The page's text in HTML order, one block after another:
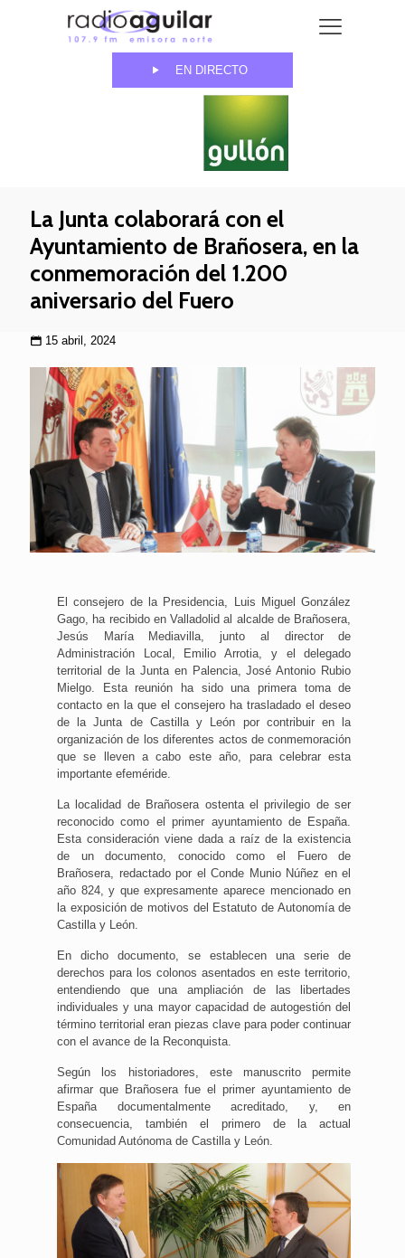
EN DIRECTO
La Junta colaborará con el
Ayuntamiento de Brañosera, en la
conmemoración del 1.200
aniversario del Fuero
15 abril, 2024
El consejero de la Presidencia, Luis Miguel González
Gago, ha recibido en Valladolid al alcalde de Brañosera,
Jesús María Mediavilla, junto al director de
Administración Local, Emilio Arrotia, y el delegado
territorial de la Junta en Palencia, José Antonio Rubio
Mielgo. Esta reunión ha sido una primera toma de
contacto en la que el consejero ha trasladado el deseo
de la Junta de Castilla y León por contribuir en la
organización de los diferentes actos de conmemoración
que se lleven a cabo este año, para celebrar esta
importante efeméride.
La localidad de Brañosera ostenta el privilegio de ser
reconocido como el primer ayuntamiento de España.
Esta consideración viene dada a raíz de la existencia
de un documento, conocido como el Fuero de
Brañosera, redactado por el Conde Munio Núñez en el
año 824, y que expresamente aparece mencionado en
la exposición de motivos del Estatuto de Autonomía de
Castilla y León.
En dicho documento, se establecen una serie de
derechos para los colonos asentados en este territorio,
entendiendo que una ampliación de las libertades
individuales y una mayor capacidad de autogestión del
término territorial eran piezas clave para poder continuar
con el avance de la Reconquista.
Según los historiadores, este manuscrito permite
afirmar que Brañosera fue el primer ayuntamiento de
España documentalmente acreditado, y, en
consecuencia, también el primero de la actual
Comunidad Autónoma de Castilla y León.